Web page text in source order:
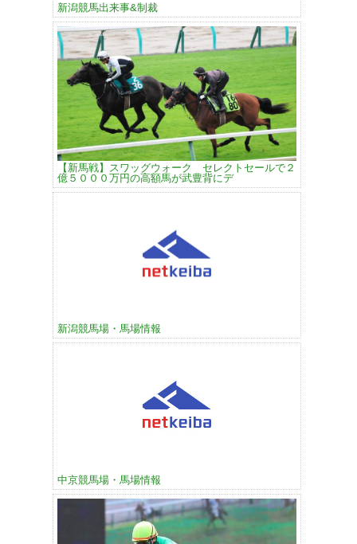
新潟競馬出来事&制裁
【新馬戦】スワッグウォーク セレクトセールで２
億５０００万円の高額馬が武豊背にデ
新潟競馬場・馬場情報
中京競馬場・馬場情報